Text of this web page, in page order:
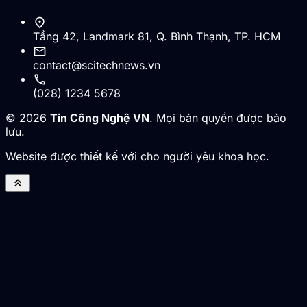
location_on
Tầng 42, Landmark 81, Q. Bình Thạnh, TP. HCM
mail
contact@scitechnews.vn
call
(028) 1234 5678
© 2026 Tin Công Nghệ VN. Mọi bản quyền được bảo
lưu.
Website được thiết kế với cho người yêu khoa học.
keyboard_double_arrow_up